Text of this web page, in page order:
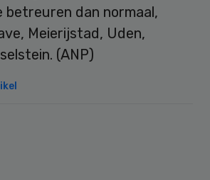
betreuren dan normaal,
Meierijstad, Uden,
(ANP)